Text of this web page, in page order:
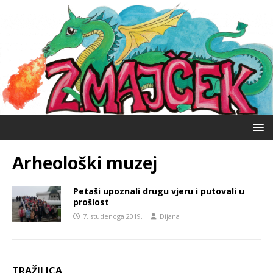
Arheološki muzej
Petaši upoznali drugu vjeru i putovali u
prošlost
7. studenoga 2019. Dijana